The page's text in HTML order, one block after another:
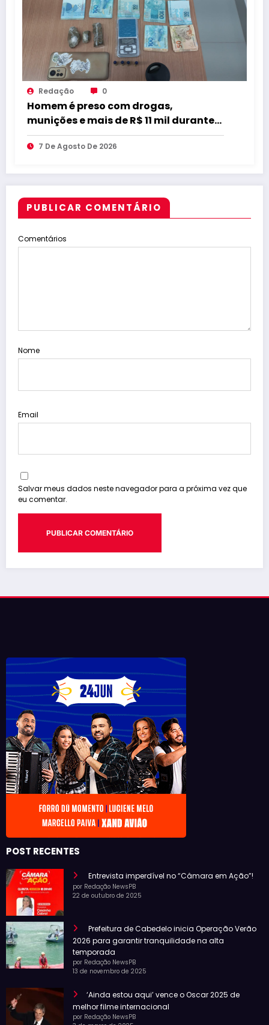
Redação 0
Homem é preso com drogas,
munições e mais de R$ 11 mil durante
operação em Marcação
7 De Agosto De 2026
PUBLICAR COMENTÁRIO
Comentários
Nome
Email
Salvar meus dados neste navegador para a próxima vez que
eu comentar.
POST RECENTES
Entrevista imperdível no “Câmara em Ação”!
por Redação NewsPB
22 de outubro de 2025
Prefeitura de Cabedelo inicia Operação Verão
2026 para garantir tranquilidade na alta
temporada
por Redação NewsPB
13 de novembro de 2025
‘Ainda estou aqui’ vence o Oscar 2025 de
melhor filme internacional
por Redação NewsPB